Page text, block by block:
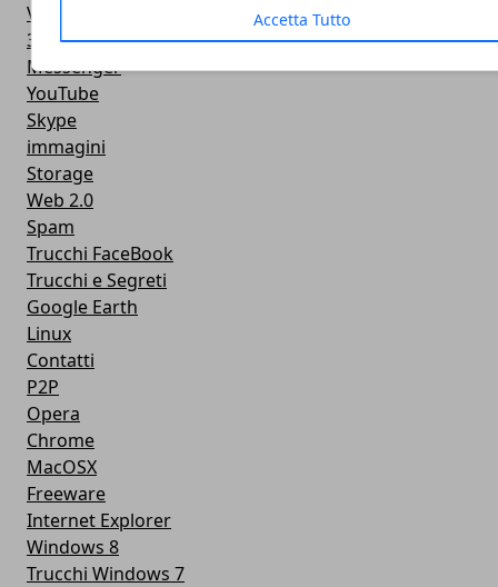
Accetta Tutto
Virus
3D
Messenger
YouTube
Skype
immagini
Storage
Web 2.0
Spam
Trucchi FaceBook
Trucchi e Segreti
Google Earth
Linux
Contatti
P2P
Opera
Chrome
MacOSX
Freeware
Internet Explorer
Windows 8
Trucchi Windows 7